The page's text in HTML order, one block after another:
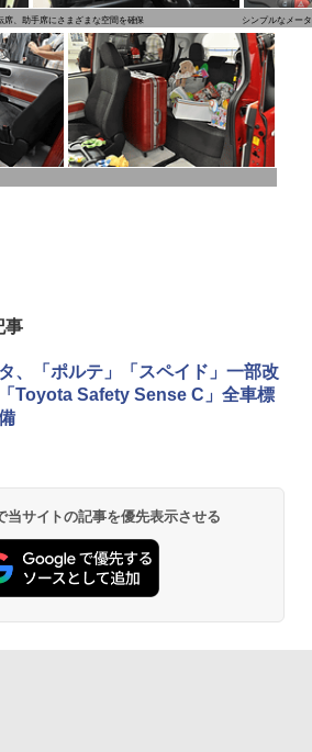
、助手席にさまざまな空間を確保 シンプルなメー
事
タ、「ポルテ」「スペイド」一部改
Toyota Safety Sense C」全車標
サイトの記事を優先表示させる